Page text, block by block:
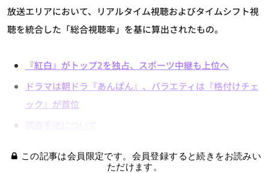
放送エリアにおいて、リアルタイム視聴およびタイムシフト視
聴を統合した「総合視聴率」を基に算出されたもの。
『紅白』がトップ2を独占、スポーツ中継も上位へ
ドラマは朝ドラ『あんぱん』、バラエティは『格付けチェ
ック』が首位
調査手法について
この記事は会員限定です。会員登録すると続きをお読みい
ただけます。